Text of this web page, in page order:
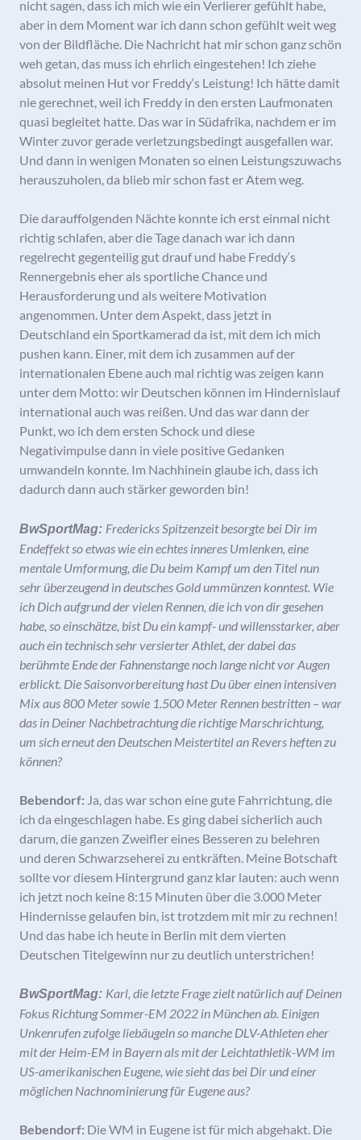
nicht sagen, dass ich mich wie ein Verlierer gefühlt habe,
aber in dem Moment war ich dann schon gefühlt weit weg
von der Bildfläche. Die Nachricht hat mir schon ganz schön
weh getan, das muss ich ehrlich eingestehen! Ich ziehe
absolut meinen Hut vor Freddy‘s Leistung! Ich hätte damit
nie gerechnet, weil ich Freddy in den ersten Laufmonaten
quasi begleitet hatte. Das war in Südafrika, nachdem er im
Winter zuvor gerade verletzungsbedingt ausgefallen war.
Und dann in wenigen Monaten so einen Leistungszuwachs
herauszuholen, da blieb mir schon fast er Atem weg.
Die darauffolgenden Nächte konnte ich erst einmal nicht
richtig schlafen, aber die Tage danach war ich dann
regelrecht gegenteilig gut drauf und habe Freddy‘s
Rennergebnis eher als sportliche Chance und
Herausforderung und als weitere Motivation
angenommen. Unter dem Aspekt, dass jetzt in
Deutschland ein Sportkamerad da ist, mit dem ich mich
pushen kann. Einer, mit dem ich zusammen auf der
internationalen Ebene auch mal richtig was zeigen kann
unter dem Motto: wir Deutschen können im Hindernislauf
international auch was reißen. Und das war dann der
Punkt, wo ich dem ersten Schock und diese
Negativimpulse dann in viele positive Gedanken
umwandeln konnte. Im Nachhinein glaube ich, dass ich
dadurch dann auch stärker geworden bin!
BwSportMag: Fredericks Spitzenzeit besorgte bei Dir im
Endeffekt so etwas wie ein echtes inneres Umlenken, eine
mentale Umformung, die Du beim Kampf um den Titel nun
sehr überzeugend in deutsches Gold ummünzen konntest. Wie
ich Dich aufgrund der vielen Rennen, die ich von dir gesehen
habe, so einschätze, bist Du ein kampf- und willensstarker, aber
auch ein technisch sehr versierter Athlet, der dabei das
berühmte Ende der Fahnenstange noch lange nicht vor Augen
erblickt. Die Saisonvorbereitung hast Du über einen intensiven
Mix aus 800 Meter sowie 1.500 Meter Rennen bestritten – war
das in Deiner Nachbetrachtung die richtige Marschrichtung,
um sich erneut den Deutschen Meistertitel an Revers heften zu
können?
Bebendorf: Ja, das war schon eine gute Fahrrichtung, die
ich da eingeschlagen habe. Es ging dabei sicherlich auch
darum, die ganzen Zweifler eines Besseren zu belehren
und deren Schwarzseherei zu entkräften. Meine Botschaft
sollte vor diesem Hintergrund ganz klar lauten: auch wenn
ich jetzt noch keine 8:15 Minuten über die 3.000 Meter
Hindernisse gelaufen bin, ist trotzdem mit mir zu rechnen!
Und das habe ich heute in Berlin mit dem vierten
Deutschen Titelgewinn nur zu deutlich unterstrichen!
BwSportMag: Karl, die letzte Frage zielt natürlich auf Deinen
Fokus Richtung Sommer-EM 2022 in München ab. Einigen
Unkenrufen zufolge liebäugeln so manche DLV-Athleten eher
mit der Heim-EM in Bayern als mit der Leichtathletik-WM im
US-amerikanischen Eugene, wie sieht das bei Dir und einer
möglichen Nachnominierung für Eugene aus?
Bebendorf: Die WM in Eugene ist für mich abgehakt. Die